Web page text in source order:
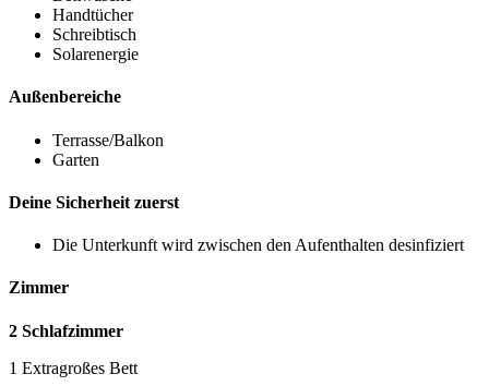
Handtücher
Schreibtisch
Solarenergie
Außenbereiche
Terrasse/Balkon
Garten
Deine Sicherheit zuerst
Die Unterkunft wird zwischen den Aufenthalten desinfiziert
Zimmer
2 Schlafzimmer
1 Extragroßes Bett